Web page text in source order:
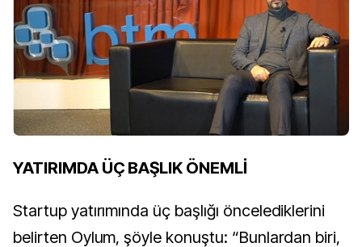
YATIRIMDA ÜÇ BAŞLIK ÖNEMLİ
Startup yatırımında üç başlığı öncelediklerini
belirten Oylum, şöyle konuştu: “Bunlardan biri,